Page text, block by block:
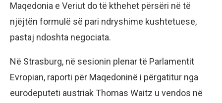
Maqedonia e Veriut do të kthehet përsëri në të
njëjtën formulë së pari ndryshime kushtetuese,
pastaj ndoshta negociata.
Në Strasburg, në sesionin plenar të Parlamentit
Evropian, raporti për Maqedoninë i përgatitur nga
eurodeputeti austriak Thomas Waitz u vendos në